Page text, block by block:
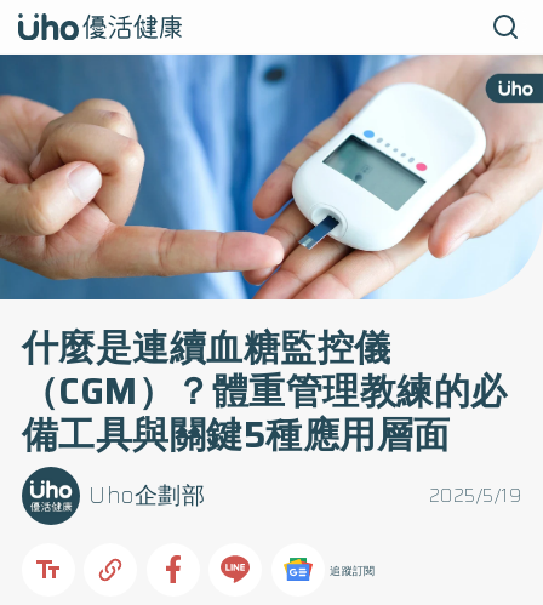
什麼是連續血糖監控儀
（CGM）？體重管理教練的必
備工具與關鍵5種應用層面
2025/5/19
Uho企劃部
追蹤訂閱